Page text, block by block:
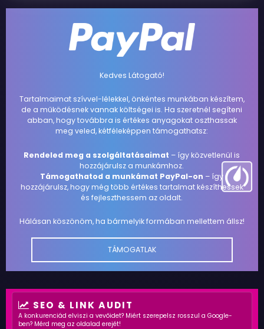
Kedves Látogató!
Tartalmaimat szívvel-lélekkel, önkéntes munkában készítem,
de a működésnek vannak költségei is. Ha szeretnél segíteni
abban, hogy továbbra is értékes anyagokat oszthassak
meg veled, kétféleképpen támogathatsz:
Rendeled meg a szolgáltatásaimat – így közvetlenül is
hozzájárulsz a munkámhoz.
Támogathatod a munkámat PayPal-on – így
hozzájárulsz, hogy még több értékes tartalmat készíthessek
és fejleszthessem az oldalt.
Hálásan köszönöm, ha bármelyik formában mellettem állsz!
TÁMOGATLAK
SEO & LINK AUDIT
A konkurenciád elviszi a vevőidet? Miért szerepelsz rosszul a Google-
ben? Mérd meg az oldalad erejét!